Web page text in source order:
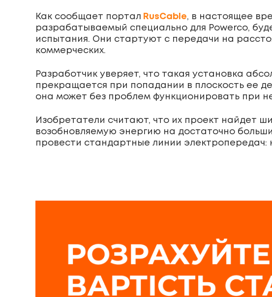
Как сообщает портал RusCable, в настоящее
разрабатываемый специально для Powerco,
испытания. Они стартуют с передачи на
коммерческих.
Разработчик уверяет, что такая установка
прекращается при попадании в плоскость ее
она может без проблем функционировать при
Изобретатели считают, что их проект найдет
возобновляемую энергию на достаточно
провести стандартные линии электропередач: